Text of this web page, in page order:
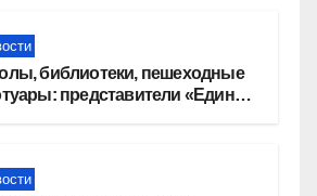
библиотеки, пешеходные
представители «Единой